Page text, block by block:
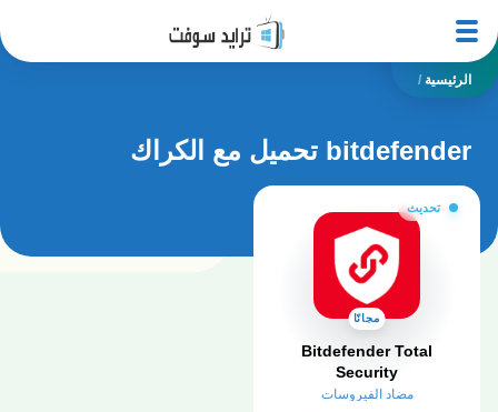
الرئيسية /
bitdefender تحميل مع الكراك
تحديث
مجانًا
Bitdefender Total
Security
مضاد الفيروسات